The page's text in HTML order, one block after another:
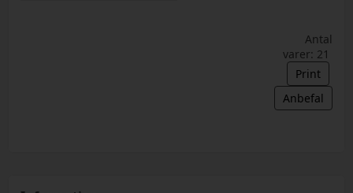
Antal
varer: 21
Print
Anbefal